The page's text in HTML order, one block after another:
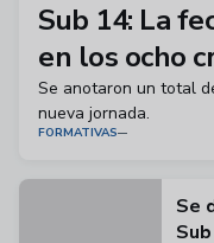
Sub 14: La
en los ocho
Se anotaron un total
nueva jornada.
FORMATIVAS
Se